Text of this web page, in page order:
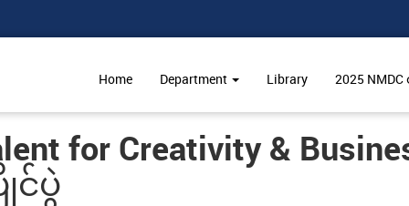
Home Department Library 2025
for Creativity &
င်ပွဲ